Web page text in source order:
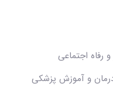
رفاه اجتماعی
و آموزش پزشکی